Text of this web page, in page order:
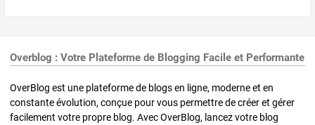
Overblog : Votre Plateforme de Blogging Facile et Performante
OverBlog est une plateforme de blogs en ligne, moderne et en
constante évolution, conçue pour vous permettre de créer et gérer
facilement votre propre blog. Avec OverBlog, lancez votre blog